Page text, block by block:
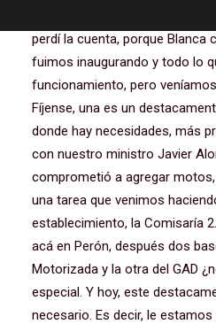
perdí la cuenta, porque Blanca
fuimos inaugurando y todo lo
funcionamiento, pero
Fíjense, una es un
donde hay necesidades, más
con nuestro ministro Javier
comprometió a agregar
una tarea que venimos
establecimiento, la Comisaría
acá en Perón, después dos
Motorizada y la otra del GAD
especial. Y hoy, este
necesario. Es decir, le